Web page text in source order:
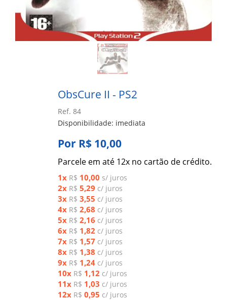
ObsCure II - PS2
Ref. 84
Disponibilidade: imediata
Por R$ 10,00
Parcele em até 12x no cartão de crédito.
1x R$ 10,00 s/ juros
2x R$ 5,29 c/ juros
3x R$ 3,55 c/ juros
4x R$ 2,68 c/ juros
5x R$ 2,16 c/ juros
6x R$ 1,82 c/ juros
7x R$ 1,57 c/ juros
8x R$ 1,38 c/ juros
9x R$ 1,24 c/ juros
10x R$ 1,12 c/ juros
11x R$ 1,03 c/ juros
12x R$ 0,95 c/ juros